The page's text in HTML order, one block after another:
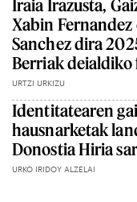
Iraia Irazusta,
Xabin Fernandez
Sanchez dira
Berriak deialdiko
URTZI URKIZU
Identitatearen
hausnarketak
Donostia Hiria
URKO IRIDOY ALZELAI